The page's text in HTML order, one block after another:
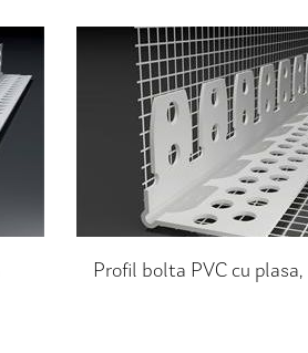
Profil bolta PVC cu